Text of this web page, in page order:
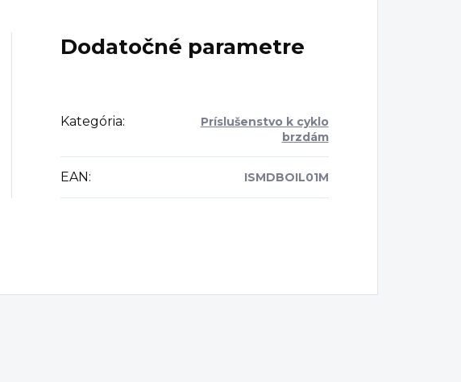
Dodatočné parametre
Kategória:
Príslušenstvo k cyklo
brzdám
EAN : ISMDBOIL01M